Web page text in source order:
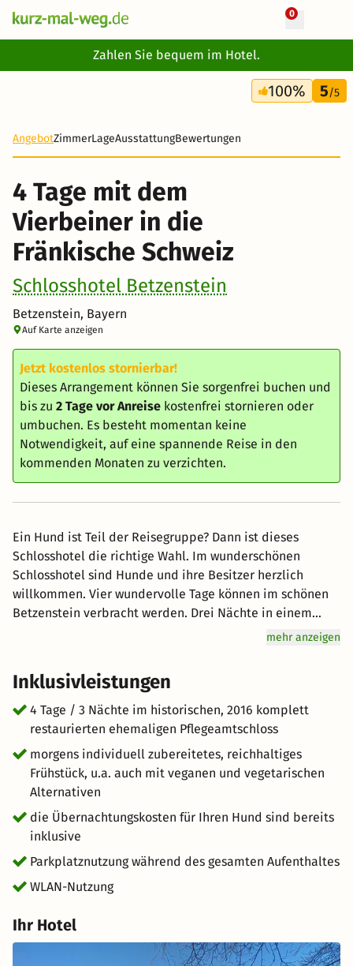
0
Zahlen Sie bequem im Hotel.
4 Tage
323 €
100% 5/5
AngebotZimmerLageAusstattungBewertungen
4 Tage mit dem
Vierbeiner in die
Fränkische Schweiz
Schlosshotel Betzenstein
Betzenstein, Bayern
Auf Karte anzeigen
Jetzt kostenlos stornierbar!
Dieses Arrangement können Sie sorgenfrei buchen und
bis zu 2 Tage vor Anreise kostenfrei stornieren oder
umbuchen. Es besteht momentan keine
Notwendigkeit, auf eine spannende Reise in den
kommenden Monaten zu verzichten.
Ein Hund ist Teil der Reisegruppe? Dann ist dieses
Schlosshotel die richtige Wahl. Im wunderschönen
Schlosshotel sind Hunde und ihre Besitzer herzlich
willkommen. Vier wundervolle Tage können im schönen
Betzenstein verbracht werden. Drei Nächte in einem
stilvoll eingerichteten Zimmer sorgen für erholsamen
Frühstück und kann nach Belieben gestaltet werden.
Schöne und abwechslungsreiche Wanderungen oder
leichte Spaziergänge rund um die kleine Stadt bieten
sich an. Die Ruhe im Ort und den umliegenden Wäldern
lädt zum Entspannen und Durchatmen ein. Die
Fränkische Schweiz bietet zahlreiche
Freizeitmöglichkeiten und auch in der Umgebung sind
Hunde sehr willkommen.
mehr anzeigen
Inklusivleistungen
4 Tage / 3 Nächte im historischen, 2016 komplett
restaurierten ehemaligen Pflegeamtschloss
morgens individuell zubereitetes, reichhaltiges
Frühstück, u.a. auch mit veganen und vegetarischen
Alternativen
die Übernachtungskosten für Ihren Hund sind bereits
inklusive
Parkplatznutzung während des gesamten Aufenthaltes
WLAN-Nutzung
Ihr Hotel